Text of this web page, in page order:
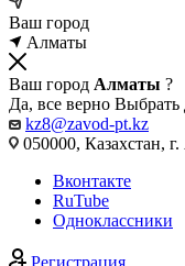
Ваш город
Алматы
Ваш город Алматы ?
Да, все верно Выбрать
kz8@zavod-pt.kz
050000, Казахстан,
Вконтакте
RuTube
Одноклассники
Регистрация